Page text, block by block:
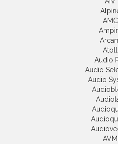
AMC
Atoll
Audio
Audio
Audio
AVM